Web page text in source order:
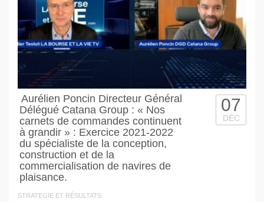
Aurélien Poncin Directeur Général
Délégué Catana Group : « Nos
carnets de commandes continuent
à grandir » : Exercice 2021-2022
du spécialiste de la conception,
construction et de la
commercialisation de navires de
plaisance.
STRATEGIE ET RÉSULTATS
07
DÉC